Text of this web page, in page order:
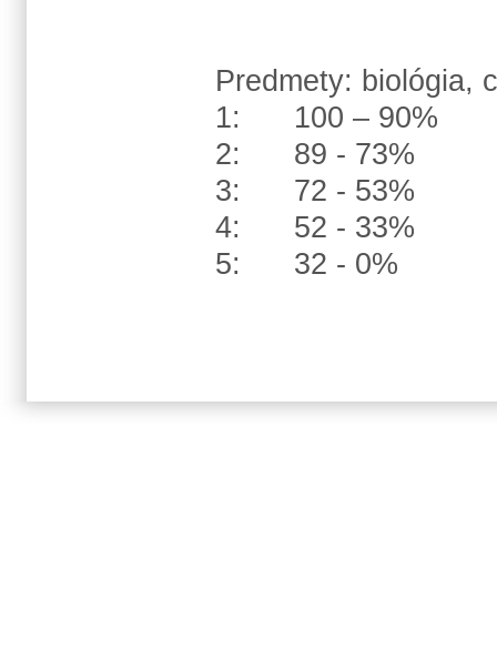
Predmety: biológia,
1: 100 – 90%
2: 89 - 73%
3: 72 - 53%
4: 52 - 33%
5: 32 - 0%